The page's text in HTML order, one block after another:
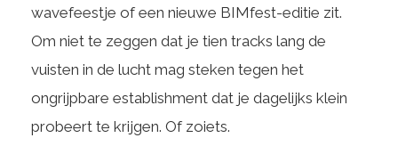
wavefeestje of een nieuwe BIMfest-editie zit.
Om niet te zeggen dat je tien tracks lang de
vuisten in de lucht mag steken tegen het
ongrijpbare establishment dat je dagelijks klein
probeert te krijgen. Of zoiets.